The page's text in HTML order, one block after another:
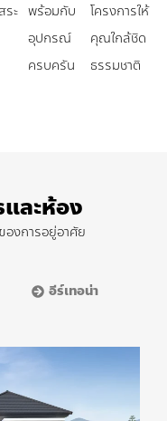
ระ พร้อมกับ
อุปกรณ์
ครบครัน
โครงการให้
คุณใกล้ชิด
ธรรมชาติ
ละห้อง
องการอยู่อาศัย
อีร์เทอน่า